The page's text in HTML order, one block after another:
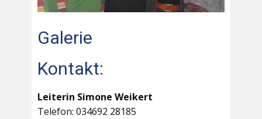
Galerie
Kontakt:
Leiterin Simone Weikert
Telefon: 034692 28185